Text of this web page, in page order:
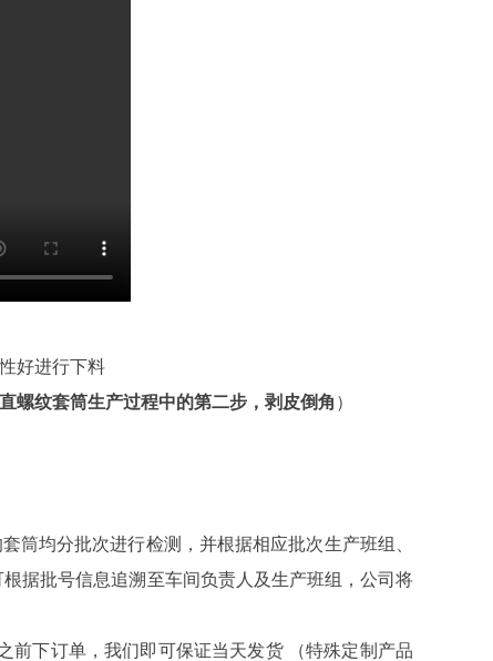
好进行下料
螺纹套筒生产过程中的第二步，剥皮倒角 ）
筒均分批次进行检测，并根据相应批次生产班组、
据批号信息追溯至车间负责人及生产班组，公司将
前下订单，我们即可保证当天发货 （特殊定制产品